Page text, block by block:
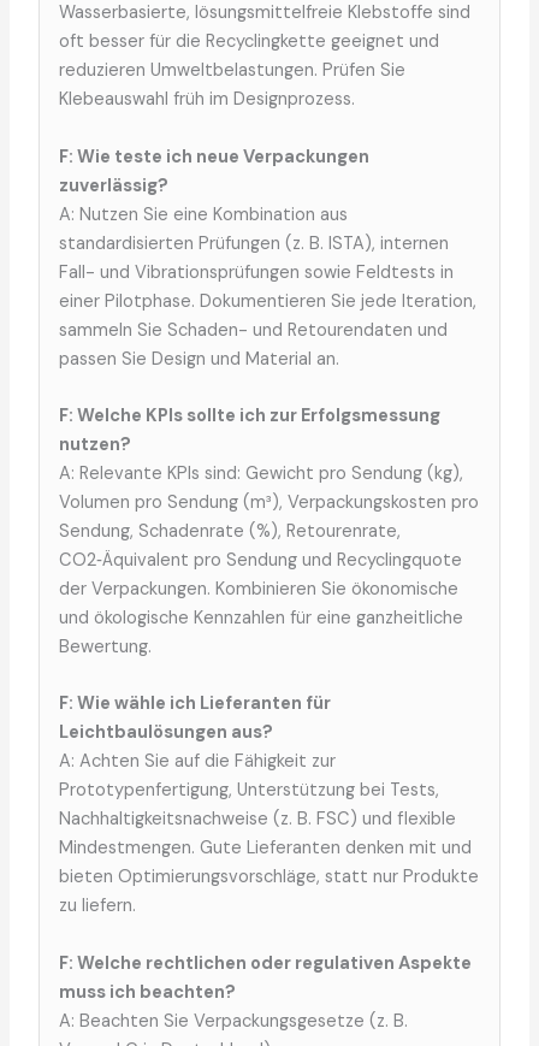
Wasserbasierte, lösungsmittelfreie Klebstoffe sind
oft besser für die Recyclingkette geeignet und
reduzieren Umweltbelastungen. Prüfen Sie
Klebeauswahl früh im Designprozess.
F: Wie teste ich neue Verpackungen
zuverlässig?
A: Nutzen Sie eine Kombination aus
standardisierten Prüfungen (z. B. ISTA), internen
Fall- und Vibrationsprüfungen sowie Feldtests in
einer Pilotphase. Dokumentieren Sie jede Iteration,
sammeln Sie Schaden- und Retourendaten und
passen Sie Design und Material an.
F: Welche KPIs sollte ich zur Erfolgsmessung
nutzen?
A: Relevante KPIs sind: Gewicht pro Sendung (kg),
Volumen pro Sendung (m³), Verpackungskosten pro
Sendung, Schadenrate (%), Retourenrate,
CO2‑Äquivalent pro Sendung und Recyclingquote
der Verpackungen. Kombinieren Sie ökonomische
und ökologische Kennzahlen für eine ganzheitliche
Bewertung.
F: Wie wähle ich Lieferanten für
Leichtbaulösungen aus?
A: Achten Sie auf die Fähigkeit zur
Prototypenfertigung, Unterstützung bei Tests,
Nachhaltigkeitsnachweise (z. B. FSC) und flexible
Mindestmengen. Gute Lieferanten denken mit und
bieten Optimierungsvorschläge, statt nur Produkte
zu liefern.
F: Welche rechtlichen oder regulativen Aspekte
muss ich beachten?
A: Beachten Sie Verpackungsgesetze (z. B.